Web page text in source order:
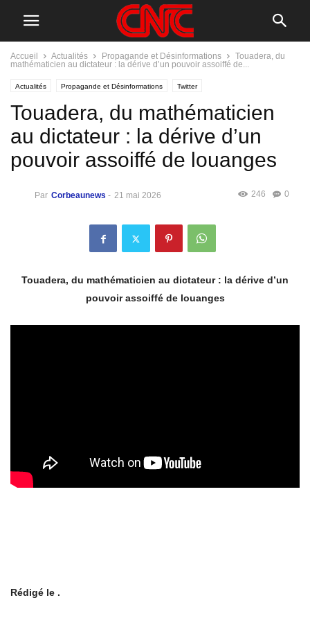
Accueil Actualités Propagande et Désinformations
Touadera, du
mathématicien au dictateur : la dérive d’un pouvoir assoiffé de...
Actualités Propagande et Désinformations Twitter
Touadera, du mathématicien
au dictateur : la dérive d’un
pouvoir assoiffé de louanges
Par Corbeaunews - 21 mai 2026 0
246
Touadera, du mathématicien au dictateur : la dérive d’un
pouvoir assoiffé de louanges
Rédigé le .